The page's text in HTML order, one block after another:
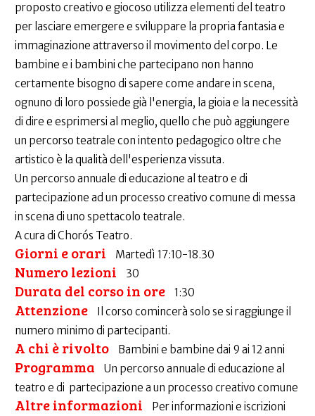
proposto creativo e giocoso utilizza elementi del teatro
per lasciare emergere e sviluppare la propria fantasia e
immaginazione attraverso il movimento del corpo. Le
bambine e i bambini che partecipano non hanno
certamente bisogno di sapere come andare in scena,
ognuno di loro possiede già l'energia, la gioia e la necessità
di dire e esprimersi al meglio, quello che può aggiungere
un percorso teatrale con intento pedagogico oltre che
artistico è la qualità dell'esperienza vissuta.
Un percorso annuale di educazione al teatro e di
partecipazione ad un processo creativo comune di messa
in scena di uno spettacolo teatrale.
A cura di Chorós Teatro.
Giorni e orari Martedì 17:10-18.30
Numero lezioni 30
Durata del corso in ore 1:30
Attenzione
Il corso comincerà solo se si raggiunge il
numero minimo di partecipanti.
A chi è rivolto Bambini e bambine dai 9 ai 12 anni
Programma
Un percorso annuale di educazione al
teatro e di partecipazione a un processo creativo comune
Altre informazioni
Per informazioni e iscrizioni